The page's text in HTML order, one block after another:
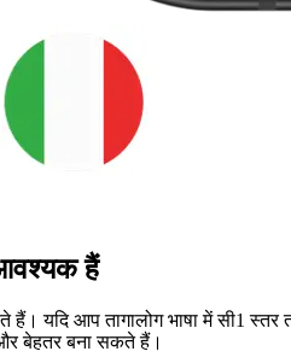
हैं
हैं। यदि आप तागालोग भाषा में सी1
बेहतर बना सकते हैं।